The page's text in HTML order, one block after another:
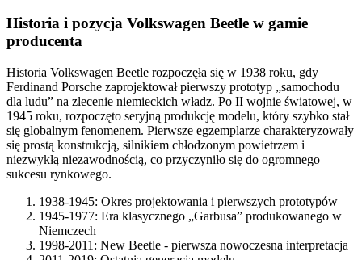
Historia i pozycja Volkswagen Beetle w gamie
producenta
Historia Volkswagen Beetle rozpoczęła się w 1938 roku, gdy
Ferdinand Porsche zaprojektował pierwszy prototyp „samochodu
dla ludu” na zlecenie niemieckich władz. Po II wojnie światowej, w
1945 roku, rozpoczęto seryjną produkcję modelu, który szybko stał
się globalnym fenomenem. Pierwsze egzemplarze charakteryzowały
się prostą konstrukcją, silnikiem chłodzonym powietrzem i
niezwykłą niezawodnością, co przyczyniło się do ogromnego
sukcesu rynkowego.
1938-1945: Okres projektowania i pierwszych prototypów
1945-1977: Era klasycznego „Garbusa” produkowanego w
Niemczech
1998-2011: New Beetle - pierwsza nowoczesna interpretacja